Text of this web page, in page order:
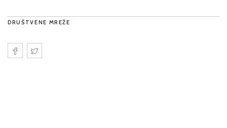
DRUŠTVENE MREŽE